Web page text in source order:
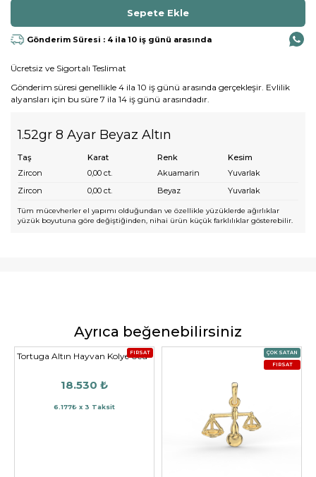
Gönderim Süresi : 4 ila 10 iş günü arasında
Ücretsiz ve Sigortalı Teslimat
Gönderim süresi genellikle 4 ila 10 iş günü arasında gerçekleşir. Evlilik
alyansları için bu süre 7 ila 14 iş günü arasındadır.
1.52gr 8 Ayar Beyaz Altın
Taş Karat Renk
Kesim
Zircon
0,00 ct. Akuamarin
Yuvarlak
Zircon
0,00 ct. Beyaz Yuvarlak
Tüm mücevherler el yapımı olduğundan ve özellikle yüzüklerde ağırlıklar
yüzük boyutuna göre değiştiğinden, nihai ürün küçük farklılıklar gösterebilir.
Ayrıca beğenebilirsiniz
FIRSAT
Tortuga Altın Hayvan Kolye Ucu
18.530 ₺
6.177₺ x 3 Taksit
ÇOK SATAN
FIRSAT